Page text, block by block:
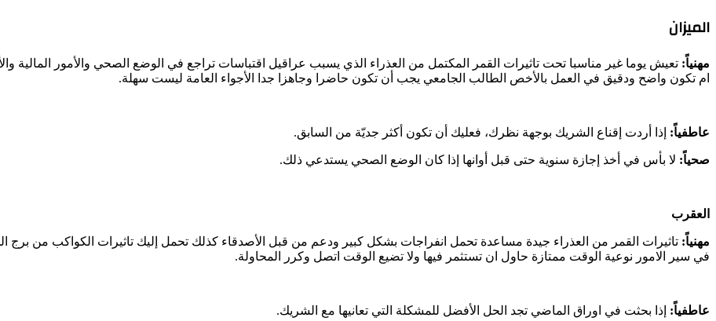
الميزان
مهنياً: تعيش يوما غير مناسبا تحت تاثيرات القمر المكتمل من العذراء الذي يسبب عراقيل اقتباسات تراجع في الوضع الصحي والأمور
ام تكون واضح ودقيق في العمل بالأخص الطالب الجامعي يجب أن تكون حاضرا وجاهزا جدا الأجواء العامة ليست سهلة.
عاطفياً: إذا أردت إقناع الشريك بوجهة نظرك، فعليك أن تكون أكثر جديّة من السابق.
صحياً: لا بأس في أخذ إجازة سنوية حتى قبل أوانها إذا كان الوضع الصحي يستدعي ذلك.
العقرب
مهنياً: تاثيرات القمر من العذراء جيدة مساعدة تحمل انفراجات بشكل كبير ودعم من قبل الأصدقاء كذلك تحمل إليك تاثيرات الكواكب من
في سير الامور نوعية الوقت ممتازة حاول ان تستثمر فيها ولا تضيع الوقت اتصل وكرر المحاولة.
عاطفياً: إذا بحثت في اوراق الماضي تجد الحل الأفضل للمشكلة التي تعانيها مع الشريك.